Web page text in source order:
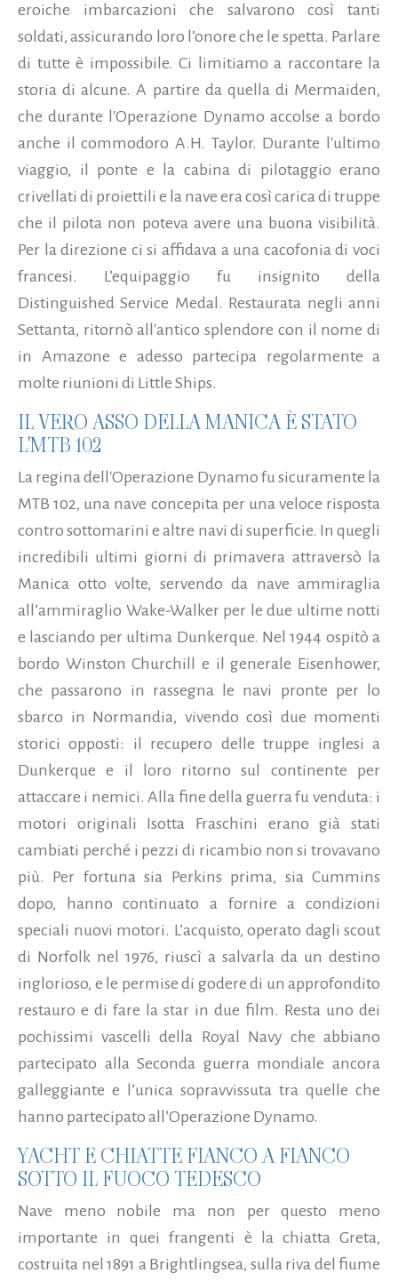
eroiche imbarcazioni che salvarono così tanti
soldati, assicurando loro l’onore che le spetta. Parlare
di tutte è impossibile. Ci limitiamo a raccontare la
storia di alcune. A partire da quella di Mermaiden,
che durante l'Operazione Dynamo accolse a bordo
anche il commodoro A.H. Taylor. Durante l'ultimo
viaggio, il ponte e la cabina di pilotaggio erano
crivellati di proiettili e la nave era così carica di truppe
che il pilota non poteva avere una buona visibilità.
Per la direzione ci si affidava a una cacofonia di voci
francesi. L’equipaggio fu insignito della
Distinguished Service Medal. Restaurata negli anni
Settanta, ritornò all'antico splendore con il nome di
in Amazone e adesso partecipa regolarmente a
molte riunioni di Little Ships.
IL VERO ASSO DELLA MANICA È STATO
L'MTB 102
La regina dell'Operazione Dynamo fu sicuramente la
MTB 102, una nave concepita per una veloce risposta
contro sottomarini e altre navi di superficie. In quegli
incredibili ultimi giorni di primavera attraversò la
Manica otto volte, servendo da nave ammiraglia
all’ammiraglio Wake-Walker per le due ultime notti
e lasciando per ultima Dunkerque. Nel 1944 ospitò a
bordo Winston Churchill e il generale Eisenhower,
che passarono in rassegna le navi pronte per lo
sbarco in Normandia, vivendo così due momenti
storici opposti: il recupero delle truppe inglesi a
Dunkerque e il loro ritorno sul continente per
attaccare i nemici. Alla fine della guerra fu venduta: i
motori originali Isotta Fraschini erano già stati
cambiati perché i pezzi di ricambio non si trovavano
più. Per fortuna sia Perkins prima, sia Cummins
dopo, hanno continuato a fornire a condizioni
speciali nuovi motori. L’acquisto, operato dagli scout
di Norfolk nel 1976, riuscì a salvarla da un destino
inglorioso, e le permise di godere di un approfondito
restauro e di fare la star in due film. Resta uno dei
pochissimi vascelli della Royal Navy che abbiano
partecipato alla Seconda guerra mondiale ancora
galleggiante e l’unica sopravvissuta tra quelle che
hanno partecipato all’Operazione Dynamo.
YACHT E CHIATTE FIANCO A FIANCO
SOTTO IL FUOCO TEDESCO
Nave meno nobile ma non per questo meno
importante in quei frangenti è la chiatta Greta,
costruita nel 1891 a Brightlingsea, sulla riva del fiume